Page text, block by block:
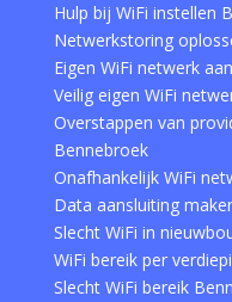
Hulp bij WiFi instellen
Netwerkstoring
Eigen WiFi netwerk
Veilig eigen WiFi
Overstappen van
Bennebroek
Onafhankelijk WiFi
Data aansluiting
Slecht WiFi in
WiFi bereik per
Slecht WiFi bereik